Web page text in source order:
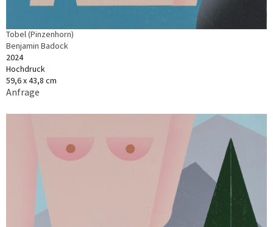
Tobel (Pinzenhorn)
Benjamin Badock
2024
Hochdruck
59,6 x 43,8 cm
Anfrage